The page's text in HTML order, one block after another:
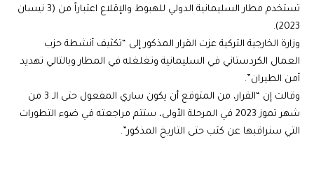
تستخدم مطار السليمانية الدولي للهبوط والإقلاع اعتباراً من (3 نيسان
2023).
وزارة الخارجية التركية عزت القرار المذكور إلى “تكثيف أنشطة حزب
العمال الكردستاني في السليمانية وتغلغله في المطار وبالتالي تهديد
أمن الطيران”.
وقالت إن “القرار، من المتوقع أن يكون ساري المفعول حتى الـ 3 من
شهر تموز 2023 في المرحلة الأولى، ستتم مراجعته في ضوء التطورات
التي سنراقبها عن كثب حتى التاريخ المذكور”.